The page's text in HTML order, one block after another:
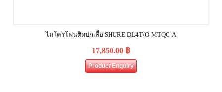
ไมโครโฟนติดปกเสื้อ SHURE DL4T/O-MTQG-A
17,850.00 ฿
Product Enquiry